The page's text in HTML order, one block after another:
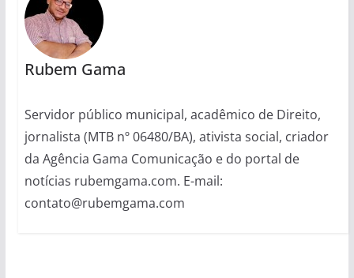
Rubem Gama
Servidor público municipal, acadêmico de Direito,
jornalista (MTB nº 06480/BA), ativista social, criador
da Agência Gama Comunicação e do portal de
notícias rubemgama.com. E-mail:
contato@rubemgama.com